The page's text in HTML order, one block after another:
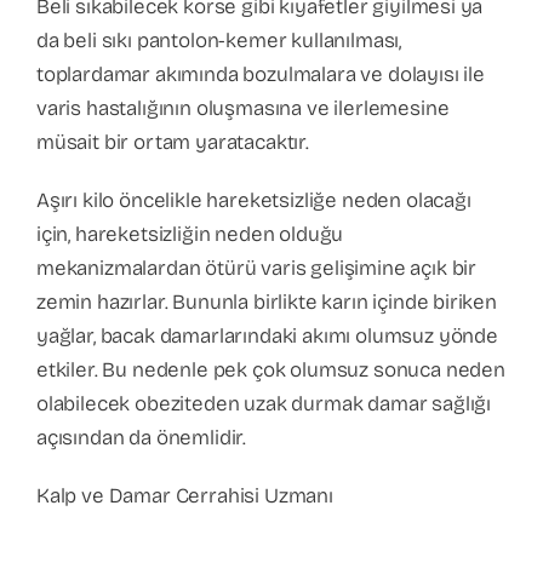
Beli sıkabilecek korse gibi kıyafetler giyilmesi ya
da beli sıkı pantolon-kemer kullanılması,
toplardamar akımında bozulmalara ve dolayısı ile
varis hastalığının oluşmasına ve ilerlemesine
müsait bir ortam yaratacaktır.
Aşırı kilo öncelikle hareketsizliğe neden olacağı
için, hareketsizliğin neden olduğu
mekanizmalardan ötürü varis gelişimine açık bir
zemin hazırlar. Bununla birlikte karın içinde biriken
yağlar, bacak damarlarındaki akımı olumsuz yönde
etkiler. Bu nedenle pek çok olumsuz sonuca neden
olabilecek obeziteden uzak durmak damar sağlığı
açısından da önemlidir.
Kalp ve Damar Cerrahisi Uzmanı